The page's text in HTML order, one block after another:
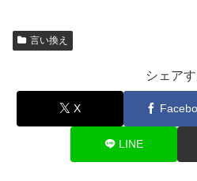
言い換え
シェア
X
LINE